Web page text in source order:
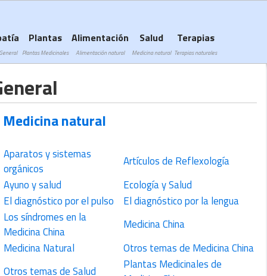
Medicina natural
Aparatos y sistemas
orgánicos
Artículos de Reflexología
Ayuno y salud
Ecología y Salud
El diagnóstico por el pulso
El diagnóstico por la lengua
Los síndromes en la
Medicina China
Medicina China
Medicina Natural
Otros temas de Medicina China
Otros temas de Salud
Plantas Medicinales de
Plantas
Plantas Medicinales
Alimentación
Alimentación natural
Salud
Medicina natural
Terapias
Terapias naturales